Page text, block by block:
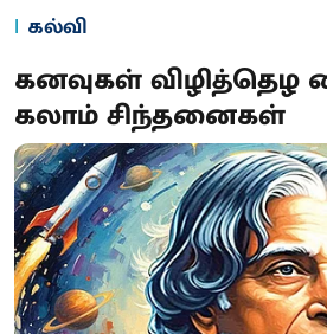
கல்வி
கனவுகள் விழித்தெழ
கலாம் சிந்தனைகள்